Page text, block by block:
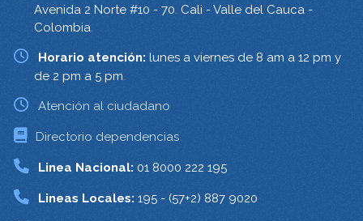
Avenida 2 Norte #10 - 70. Cali - Valle del Cauca -
Colombia.
Horario atención: lunes a viernes de 8 am a 12 pm y
de 2 pm a 5 pm.
Atención al ciudadano
Directorio dependencias
Linea Nacional: 01 8000 222 195
Lineas Locales: 195 - (57+2) 887 9020